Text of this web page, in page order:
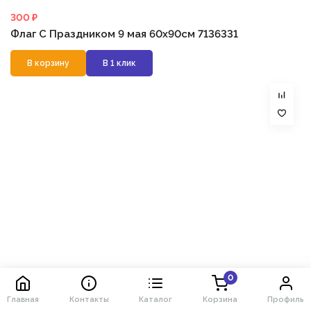
Главная Контакты Каталог
0
Корзина Профиль
300 ₽
Флаг С Праздником 9 мая 60х90см 7136331
В корзину В 1 клик